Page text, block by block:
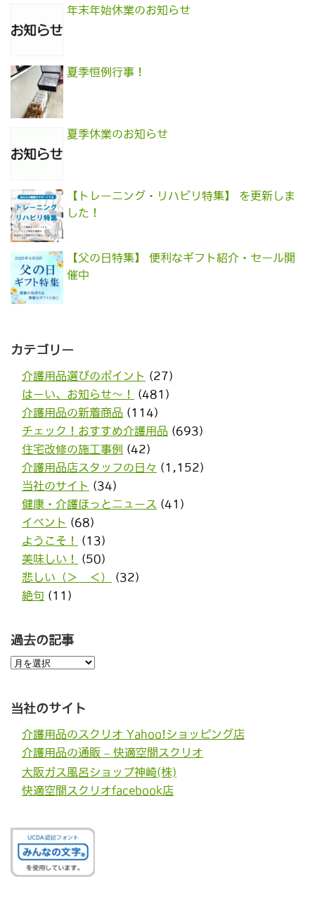
年末年始休業のお知らせ
夏季恒例行事！
夏季休業のお知らせ
【トレーニング・リハビリ特集】 を更新しま
した！
【父の日特集】 便利なギフト紹介・セール開
催中
カテゴリー
介護用品選びのポイント (27)
はーい、お知らせ〜！
(481)
介護用品の新着商品 (114)
チェック！おすすめ介護用品 (693)
住宅改修の施工事例
(42)
介護用品店スタッフの日々 (1,152)
当社のサイト (34)
健康・介護ほっとニュース (41)
イベント (68)
ようこそ！
(13)
美味しい！
(50)
悲しい（＞＿＜）
(32)
絶句 (11)
過去の記事
過
去
事
当社のサイト
介護用品のスクリオ Yahoo!ショッピング店
介護用品の通販 – 快適空間スクリオ
大阪ガス風呂ショップ神崎(株)
快適空間スクリオfacebook店